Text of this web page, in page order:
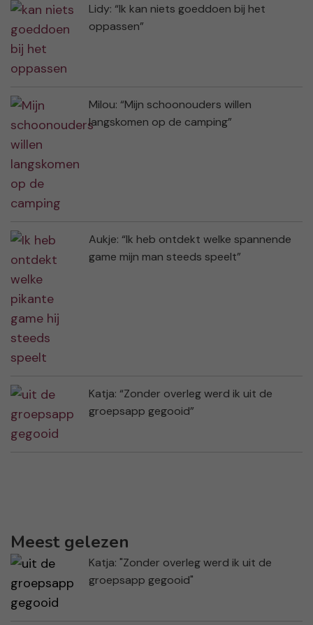
Lidy: “Ik kan niets goeddoen bij het
oppassen”
Milou: “Mijn schoonouders willen
langskomen op de camping”
Aukje: “Ik heb ontdekt welke spannende
game mijn man steeds speelt”
Katja: “Zonder overleg werd ik uit de
groepsapp gegooid”
Meest gelezen
Katja: "Zonder overleg werd ik uit de
groepsapp gegooid"